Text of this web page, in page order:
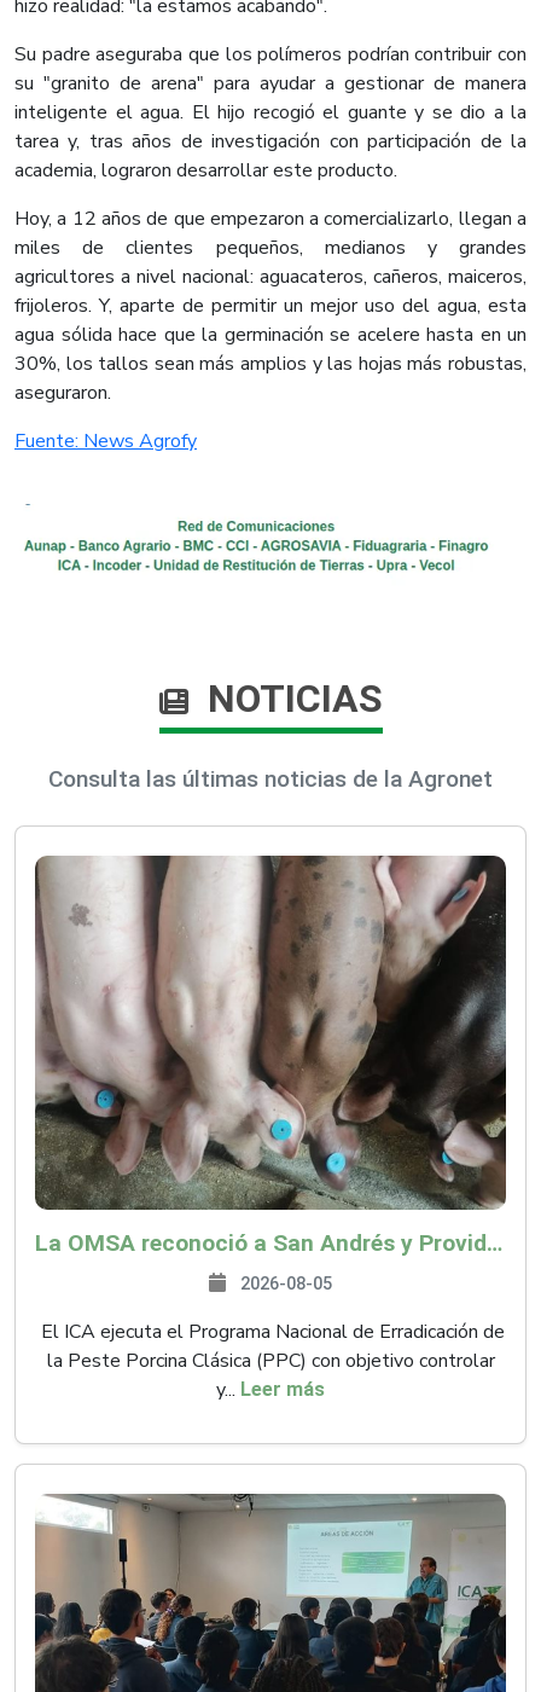
hizo realidad: "la estamos acabando".
Su padre aseguraba que los polímeros podrían contribuir con
su "granito de arena" para ayudar a gestionar de manera
inteligente el agua. El hijo recogió el guante y se dio a la
tarea y, tras años de investigación con participación de la
academia, lograron desarrollar este producto.
Hoy, a 12 años de que empezaron a comercializarlo, llegan a
miles de clientes pequeños, medianos y grandes
agricultores a nivel nacional: aguacateros, cañeros, maiceros,
frijoleros. Y, aparte de permitir un mejor uso del agua, esta
agua sólida hace que la germinación se acelere hasta en un
30%, los tallos sean más amplios y las hojas más robustas,
aseguraron.​
Fuente: News Agrofy​
NOTICIAS
Consulta las últimas noticias de la Agronet
La OMSA reconoció a San Andrés y Providencia como zona libre de Peste Porcina Clásica (PPC)
2026-08-05
El ICA ejecuta el Programa Nacional de Erradicación de
la Peste Porcina Clásica (PPC) con objetivo controlar
y... Leer más